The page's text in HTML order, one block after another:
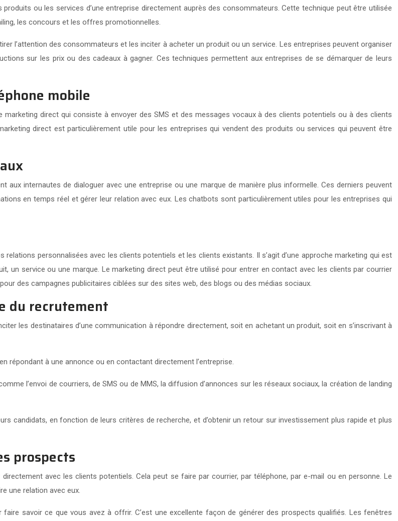
ou les services d’une entreprise directement auprès des consommateurs. Cette technique peut être utilisée
les concours et les offres promotionnelles.
l’attention des consommateurs et les inciter à acheter un produit ou un service. Les entreprises peuvent organiser
sur les prix ou des cadeaux à gagner. Ces techniques permettent aux entreprises de se démarquer de leurs
mobile
direct qui consiste à envoyer des SMS et des messages vocaux à des clients potentiels ou à des clients
direct est particulièrement utile pour les entreprises qui vendent des produits ou services qui peuvent être
internautes de dialoguer avec une entreprise ou une marque de manière plus informelle. Ces derniers peuvent
en temps réel et gérer leur relation avec eux. Les chatbots sont particulièrement utiles pour les entreprises qui
personnalisées avec les clients potentiels et les clients existants. Il s’agit d’une approche marketing qui est
un service ou une marque. Le marketing direct peut être utilisé pour entrer en contact avec les clients par courrier
des campagnes publicitaires ciblées sur des sites web, des blogs ou des médias sociaux.
du recrutement
les destinataires d’une communication à répondre directement, soit en achetant un produit, soit en s’inscrivant à
répondant à une annonce ou en contactant directement l’entreprise.
l’envoi de courriers, de SMS ou de MMS, la diffusion d’annonces sur les réseaux sociaux, la création de landing
candidats, en fonction de leurs critères de recherche, et d’obtenir un retour sur investissement plus rapide et plus
prospects
avec les clients potentiels. Cela peut se faire par courrier, par téléphone, par e-mail ou en personne. Le
une relation avec eux.
savoir ce que vous avez à offrir. C’est une excellente façon de générer des prospects qualifiés. Les fenêtres